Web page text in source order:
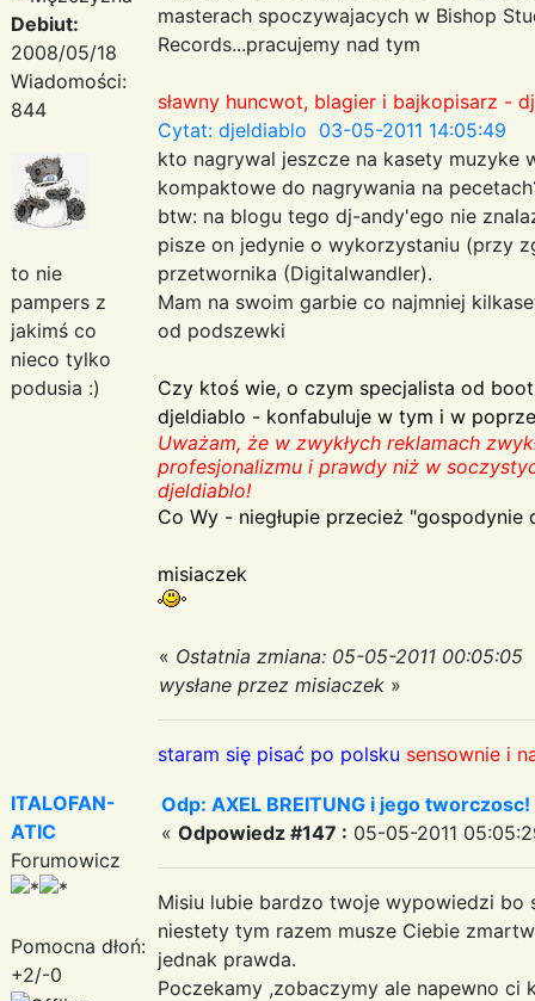
Debiut:
2008/05/18
Wiadomości:
844
to nie
pampers z
jakimś co
nieco tylko
podusia :)
masterach spoczywajacych w Bishop
Records...pracujemy nad tym
sławny huncwot, blagier i bajkopisarz -
Cytat: djeldiablo 03-05-2011 14:05:49
kto nagrywal jeszcze na kasety
kompaktowe do nagrywania na
btw: na blogu tego dj-andy'ego nie
pisze on jedynie o wykorzystaniu (przy
przetwornika (Digitalwandler).
Mam na swoim garbie co najmniej
od podszewki
Czy ktoś wie, o czym specjalista od
djeldiablo - konfabuluje w tym i w
Uważam, że w zwykłych reklamach
profesjonalizmu i prawdy niż w
djeldiablo!
Co Wy - niegłupie przecież "gospodynie
misiaczek
« Ostatnia zmiana: 05-05-2011 00:05:05
wysłane przez misiaczek »
staram się pisać po polsku sensownie i
ITALOFAN-
ATIC
Forumowicz
Pomocna dłoń:
+2/-0
Odp: AXEL BREITUNG i jego
« Odpowiedz #147 : 05-05-2011
Misiu lubie bardzo twoje wypowiedzi
niestety tym razem musze Ciebie
jednak prawda.
Poczekamy ,zobaczymy ale napewno